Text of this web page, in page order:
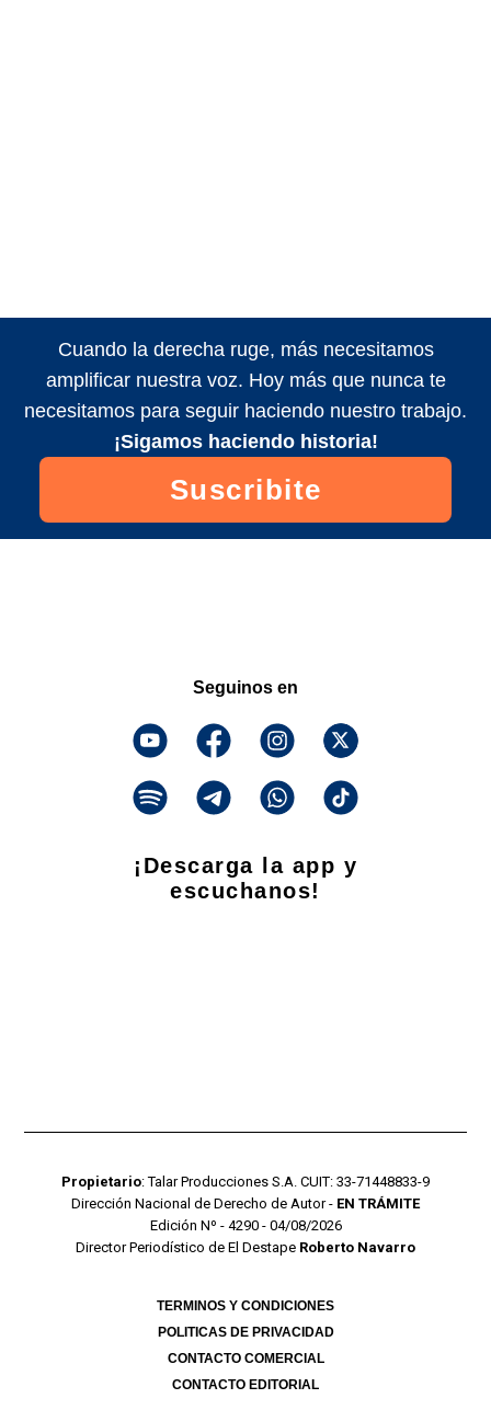
Cuando la derecha ruge, más necesitamos
amplificar nuestra voz. Hoy más que nunca te
necesitamos para seguir haciendo nuestro trabajo.
¡Sigamos haciendo historia!
Suscribite
Seguinos en
¡Descarga la app y
escuchanos!
Propietario: Talar Producciones S.A. CUIT: 33-71448833-9
Dirección Nacional de Derecho de Autor - EN TRÁMITE
Edición Nº - 4290 - 04/08/2026
Director Periodístico de El Destape Roberto Navarro
TERMINOS Y CONDICIONES
POLITICAS DE PRIVACIDAD
CONTACTO COMERCIAL
CONTACTO EDITORIAL